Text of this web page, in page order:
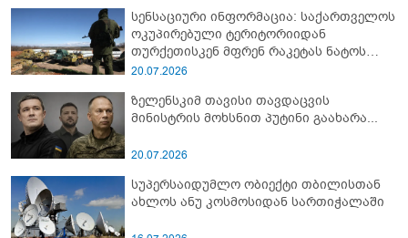
სენსაციური ინფორმაცია: საქართველოს
ოკუპირებული ტერიტორიიდან
თურქეთისკენ მფრენ რაკეტას ნატოს
სამიტი კინაღამ ჩაუშლია
20.07.2026
ზელენსკიმ თავისი თავდაცვის
მინისტრის მოხსნით პუტინი გაახარა...
20.07.2026
სუპერსაიდუმლო ობიექტი თბილისთან
ახლოს ანუ კოსმოსიდან სართიჭალაში